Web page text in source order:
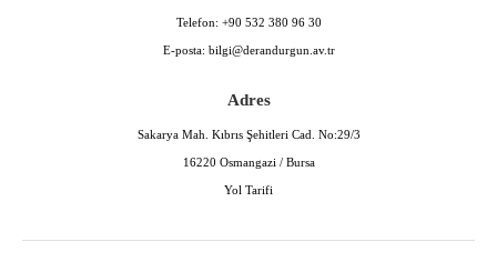
Telefon: +90 532 380 96 30
E-posta: bilgi@derandurgun.av.tr
Adres
Sakarya Mah. Kıbrıs Şehitleri Cad. No:29/3
16220 Osmangazi / Bursa
Yol Tarifi